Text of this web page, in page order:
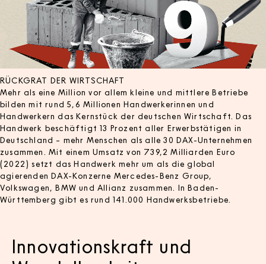
RÜCKGRAT DER WIRTSCHAFT
Mehr als eine Million vor allem kleine und mittlere Betriebe
bilden mit rund 5,6 Millionen Handwerkerinnen und
Handwerkern das Kernstück der deutschen Wirtschaft. Das
Handwerk beschäftigt 13 Prozent aller Erwerbstätigen in
Deutschland – mehr Menschen als alle 30 DAX-Unternehmen
zusammen. Mit einem Umsatz von 739,2 Milliarden Euro
(2022) setzt das Handwerk mehr um als die global
agierenden DAX-Konzerne Mercedes-Benz Group,
Volkswagen, BMW und Allianz zusammen. In Baden-
Württemberg gibt es rund 141.000 Handwerksbetriebe.
Innovationskraft und